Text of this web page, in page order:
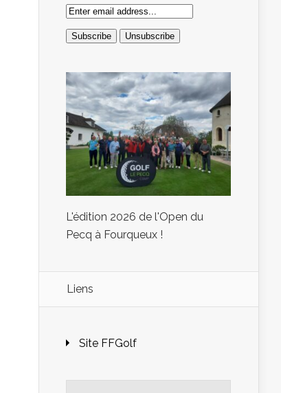
L'édition 2026 de l'Open du
Pecq à Fourqueux !
Liens
Site FFGolf